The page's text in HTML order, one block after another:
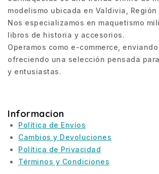
modelismo ubicada en Valdivia, Región
Nos especializamos en maquetismo
libros de historia y accesorios.
Operamos como e-commerce,
ofreciendo una selección pensada
y entusiastas.
Informacion
Política de Envíos
Cambios y Devoluciones
Política de Privacidad
Términos y Condiciones